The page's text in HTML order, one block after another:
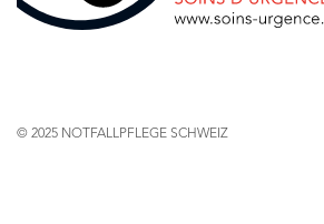
© 2025 NOTFALLPFLEGE SCHWEIZ